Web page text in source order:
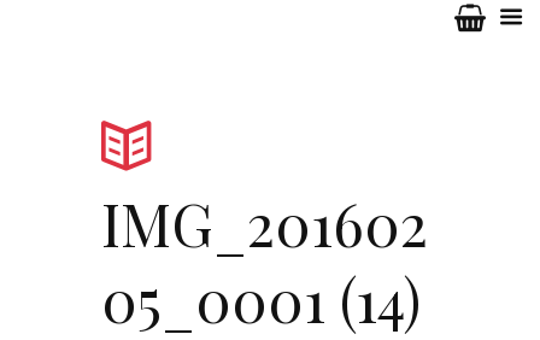
IMG_201602
05_0001 (14)